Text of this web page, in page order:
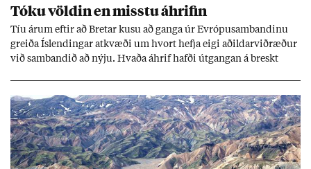
Tóku völd­in en misstu áhrif­in
Tíu ár­um eft­ir að Bret­ar kusu að ganga úr Evr­ópu­sam­band­inu
greiða Ís­lend­ing­ar at­kvæði um hvort hefja eigi að­ild­ar­við­ræð­ur
við sam­band­ið að nýju. Hvaða áhrif hafði út­gang­an á breskt